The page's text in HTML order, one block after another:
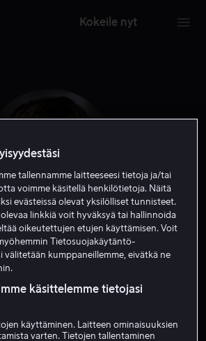
Kokeile nyt
Capron
Ääni Näyttelijä
tallennamme laitteeseesi tietoja ja/tai
voimme käsitellä henkilötietoja. Näitä
evästeissä olevat yksilölliset tunnisteet.
linkkiä voit hyväksyä tai hallinnoida
oikeutettujen etujen käyttämisen. Voit
Tietosuojakäytäntö-
välitetään kumppaneillemme, eivätkä ne
käsittelemme tietojasi
käyttäminen. Laitteen ominaisuuksien
varten. Tietojen tallentaminen